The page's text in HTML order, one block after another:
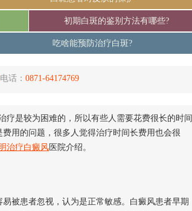
初期白斑的鉴别方法有哪些?
吃啥能预防治疗白斑?
电话： 0871-64174769
疗是较为困难的，所以有些人需要花费很长的时间
用的问题，很多人觉得治疗时间长费用也会很
治疗白癜风 医院介绍。
患者忽视，认为是正常敏感。白癜风患者早期